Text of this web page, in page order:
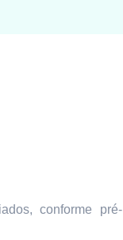
conforme pré-